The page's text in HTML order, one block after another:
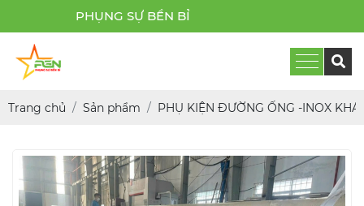
SỰ BỀN BỈ
Trang chủ Sản phẩm PHỤ KIỆN ĐƯỜNG ỐNG -INOX